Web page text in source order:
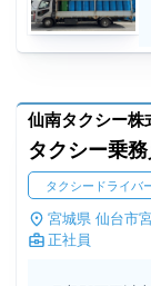
仙南タクシー株
タクシー乗務
タクシードライバ
宮城県 仙台市
正社員